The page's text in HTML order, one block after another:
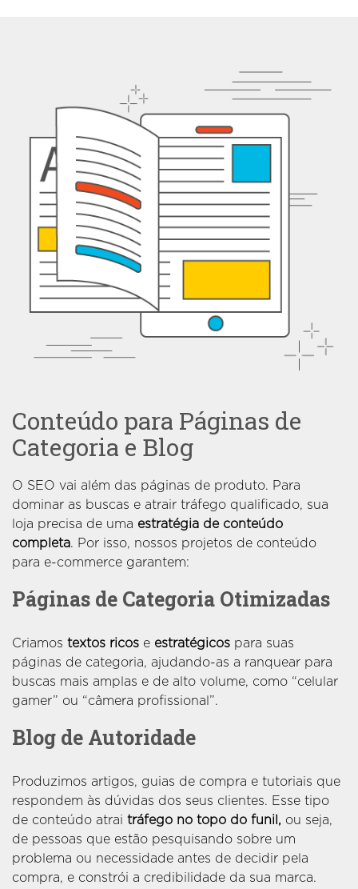
Conteúdo para Páginas de
Categoria e Blog
O SEO vai além das páginas de produto. Para
dominar as buscas e atrair tráfego qualificado, sua
loja precisa de uma estratégia de conteúdo
completa. Por isso, nossos projetos de conteúdo
para e-commerce garantem:
Páginas de Categoria Otimizadas
Criamos textos ricos e estratégicos para suas
páginas de categoria, ajudando-as a ranquear para
buscas mais amplas e de alto volume, como “celular
gamer” ou “câmera profissional”.
Blog de Autoridade
Produzimos artigos, guias de compra e tutoriais que
respondem às dúvidas dos seus clientes. Esse tipo
de conteúdo atrai tráfego no topo do funil, ou seja,
de pessoas que estão pesquisando sobre um
problema ou necessidade antes de decidir pela
compra, e constrói a credibilidade da sua marca.